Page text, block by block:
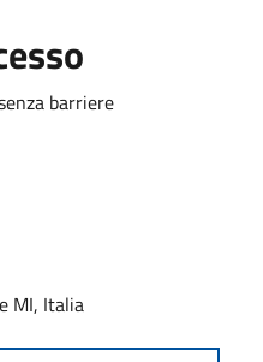
barriere
MI, Italia